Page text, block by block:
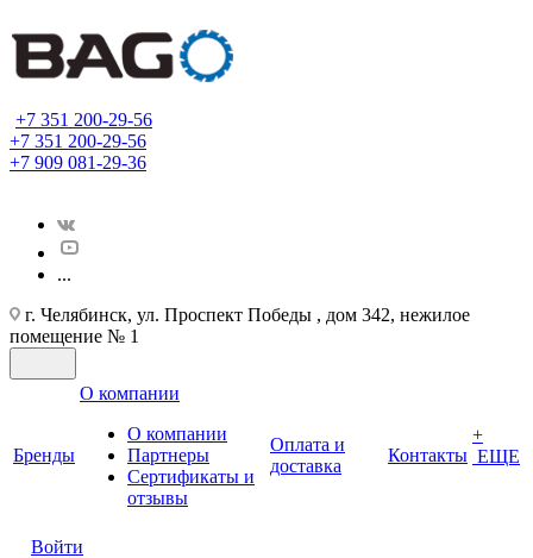
+7 351 200-29-56
+7 351 200-29-56
+7 909 081-29-36
...
г. Челябинск, ул. Проспект Победы , дом 342, нежилое
помещение № 1
Бренды
О компании
О компании
Партнеры
Cертификаты и
отзывы
Оплата и
доставка
Контакты
+
ЕЩЕ
Войти